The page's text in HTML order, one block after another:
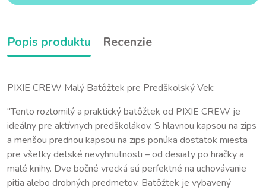
Popis produktu Recenzie
PIXIE CREW Malý Batôžtek pre Predškolský Vek:
"Tento roztomilý a praktický batôžtek od PIXIE CREW je
ideálny pre aktívnych predškolákov. S hlavnou kapsou na zips
a menšou prednou kapsou na zips ponúka dostatok miesta
pre všetky detské nevyhnutnosti – od desiaty po hračky a
malé knihy. Dve bočné vrecká sú perfektné na uchovávanie
pitia alebo drobných predmetov. Batôžtek je vybavený